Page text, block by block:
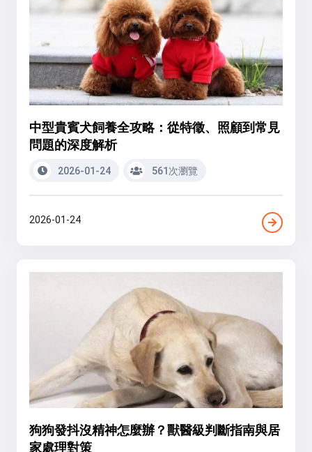
中型貴賓犬飼養全攻略：從特徵、照顧到常見
問題的深度解析
2026-01-24 561次瀏覽
2026-01-24
狗狗發抖沒精神怎麼辦？獸醫級判斷指南與居
家處理對策